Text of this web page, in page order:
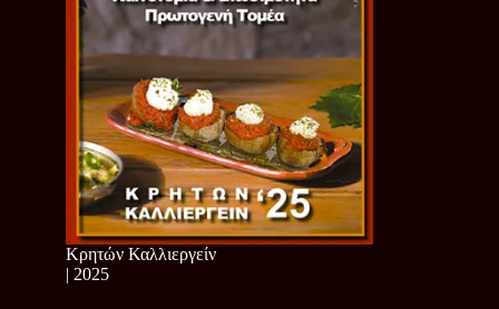
Κρητών Καλλιεργείν
| 2025